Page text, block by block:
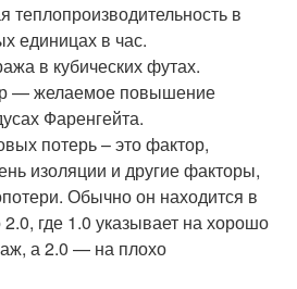
в
единицах в час.
в кубических футах.
— желаемое повышение
Фаренгейта.
потерь – это фактор,
изоляции и другие факторы,
Обычно он находится в
где 1.0 указывает на хорошо
а 2.0 — на плохо